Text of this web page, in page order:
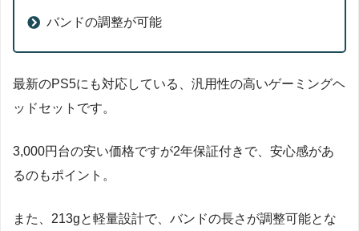
バンドの調整が可能
最新のPS5にも対応している、汎用性の高いゲーミングヘ
ッドセットです。
3,000円台の安い価格ですが2年保証付きで、安心感があ
るのもポイント。
また、213gと軽量設計で、バンドの長さが調整可能とな